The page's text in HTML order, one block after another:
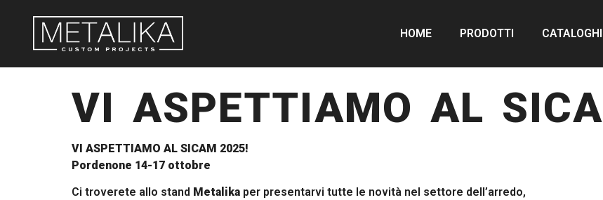
HOME PRODOTTI CATALOGHI
VI ASPETTIAMO AL
VI ASPETTIAMO AL SICAM 2025!
Pordenone 14-17 ottobre
Ci troverete allo stand Metalika per presentarvi tutte le novità nel settore dell’arredo,